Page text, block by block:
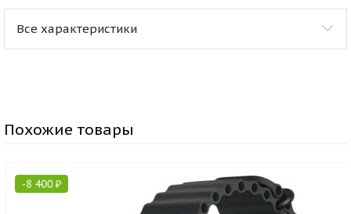
Все характеристики
Похожие товары
-8 400₽